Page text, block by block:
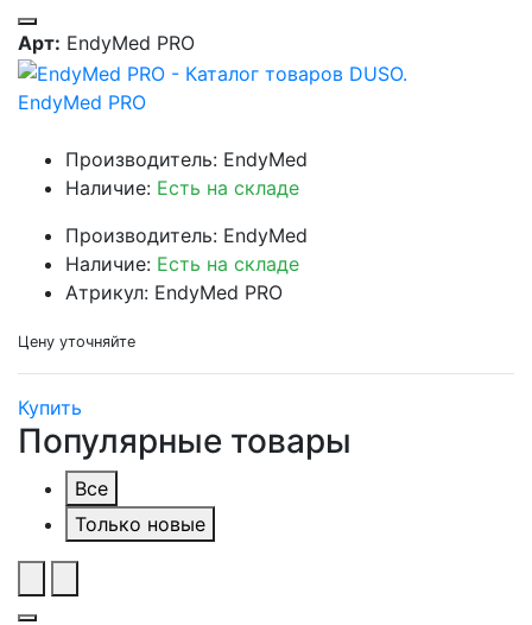
Арт: EndyMed PRO
EndyMed PRO
Производитель: EndyMed
Наличие: Есть на складе
Производитель: EndyMed
Наличие: Есть на складе
Атрикул: EndyMed PRO
Цену уточняйте
Купить
Популярные товары
Все
Только новые